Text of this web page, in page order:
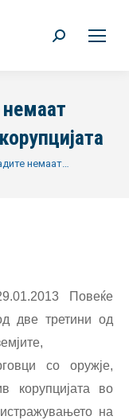
Search:
немаат…
Повеќе
две третини од
со оружје,
корупцијата во
на